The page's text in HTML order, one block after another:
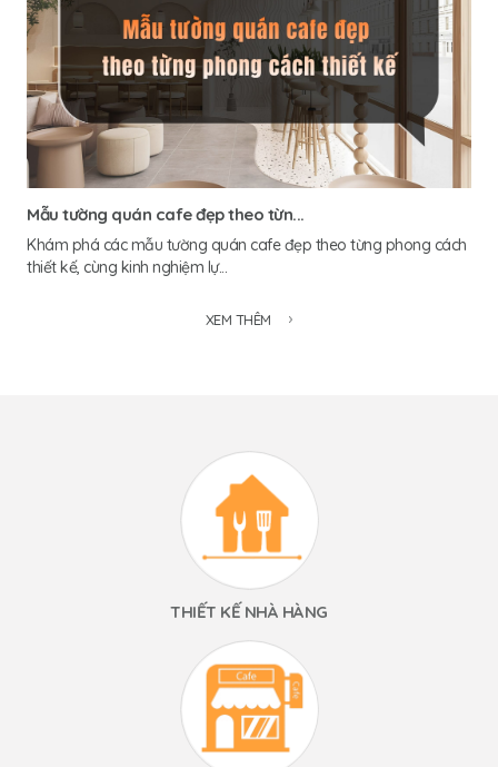
Mẫu tường quán cafe đẹp theo từn...
Khám phá các mẫu tường quán cafe đẹp theo từng phong cách
thiết kế, cùng kinh nghiệm lự...
XEM THÊM
THIẾT KẾ NHÀ HÀNG